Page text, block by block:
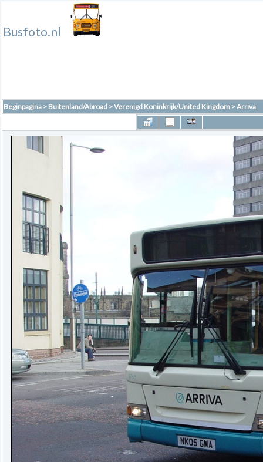
Busfoto.nl
Beginpagina > Buitenland/Abroad >Verenigd Koninkrijk/United Kingdom >Arriva